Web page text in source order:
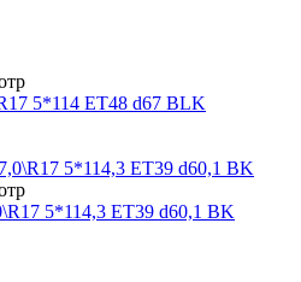
5*114 ET48 d67 BLK
5*114,3 ET39 d60,1 BK